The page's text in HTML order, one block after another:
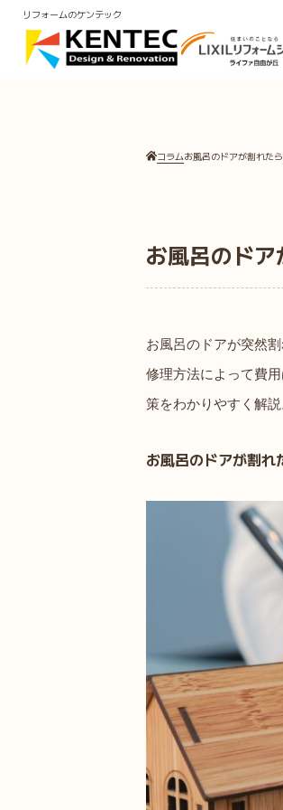
リフォームのケンテック
コラムお風呂のドアが割れた
お風呂のド
お風呂のドアが突然
修理方法によって費
策をわかりやすく解
お風呂のドアが割れ